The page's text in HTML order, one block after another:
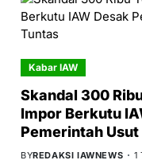
Kabar IAW
Skandal 300
Impor Berkutu
Pemerintah Usut
BYREDAKSI IAWNEWS 1